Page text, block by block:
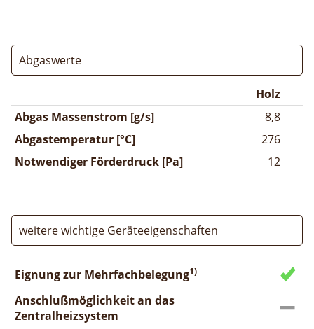
Abgaswerte
Holz
Abgas Massenstrom [g/s]
8,8
Abgastemperatur [°C]
276
Notwendiger Förderdruck [Pa]
12
weitere wichtige Geräteeigenschaften
Eignung zur Mehrfachbelegung1)
Anschlußmöglichkeit an das
Zentralheizsystem